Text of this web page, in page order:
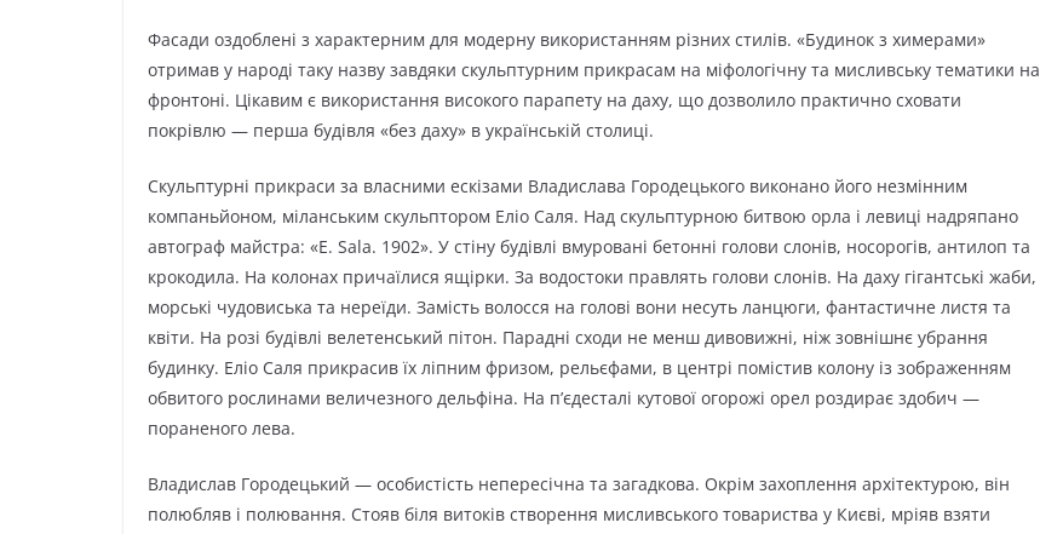
Фасади оздоблені з характерним для модерну використанням різних стилів. «Будинок з химерами»
отримав у народі таку назву завдяки скульптурним прикрасам на міфологічну та мисливську тематики на
фронтоні. Цікавим є використання високого парапету на даху, що дозволило практично сховати
покрівлю — перша будівля «без даху» в українській столиці.
Скульптурні прикраси за власними ескізами Владислава Городецького виконано його незмінним
компаньйоном, міланським скульптором Еліо Саля. Над скульптурною битвою орла і левиці надряпано
автограф майстра: «E. Sala. 1902». У стіну будівлі вмуровані бетонні голови слонів, носорогів, антилоп та
крокодила. На колонах причаїлися ящірки. За водостоки правлять голови слонів. На даху гігантські жаби,
морські чудовиська та нереїди. Замість волосся на голові вони несуть ланцюги, фантастичне листя та
квіти. На розі будівлі велетенський пітон. Парадні сходи не менш дивовижні, ніж зовнішнє убрання
будинку. Еліо Саля прикрасив їх ліпним фризом, рельєфами, в центрі помістив колону із зображенням
обвитого рослинами величезного дельфіна. На п’єдесталі кутової огорожі орел роздирає здобич —
пораненого лева.
Владислав Городецький — особистість непересічна та загадкова. Окрім захоплення архітектурою, він
полюбляв і полювання. Стояв біля витоків створення мисливського товариства у Києві, мріяв взяти